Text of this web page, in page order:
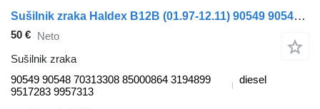
Sušilnik zraka Haldex B12B (01.97-12.11) 90549 90548 za avtobus Volvo B6, B7, B9, B10, B12 bus (1978-2011)
50 € Neto
Sušilnik zraka
90549 90548 70313308 85000864 3194899
9517283 9957313
diesel